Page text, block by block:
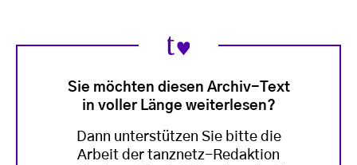
Sie möchten diesen Archiv-Text
in voller Länge weiterlesen?
Dann unterstützen Sie bitte die
Arbeit der tanznetz-Redaktion